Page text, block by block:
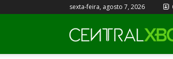
sexta-feira, agosto 7, 2026